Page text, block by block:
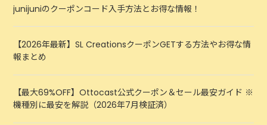
junijuniのクーポンコード入手方法とお得な情報！
【2026年最新】SL CreationsクーポンGETする方法やお得な情
報まとめ
【最大69%OFF】Ottocast公式クーポン＆セール最安ガイド ※
機種別に最安を解説（2026年7月検証済）